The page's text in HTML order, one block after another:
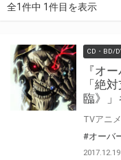
全1件中 1件目を表示
CD・BD/
『オ
「絶
臨》」
#オーバ
2017.12.19